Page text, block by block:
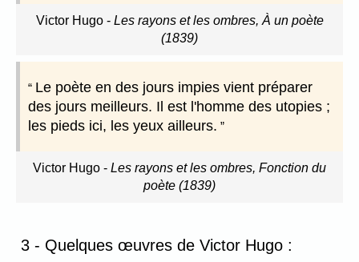
Victor Hugo- Les rayons et les ombres, À un poète
(1839)
Le poète en des jours impies vient préparer
des jours meilleurs. Il est l'homme des utopies ;
les pieds ici, les yeux ailleurs.
Victor Hugo - Les rayons et les ombres, Fonction du
poète (1839)
3 - Quelques œuvres de Victor Hugo :